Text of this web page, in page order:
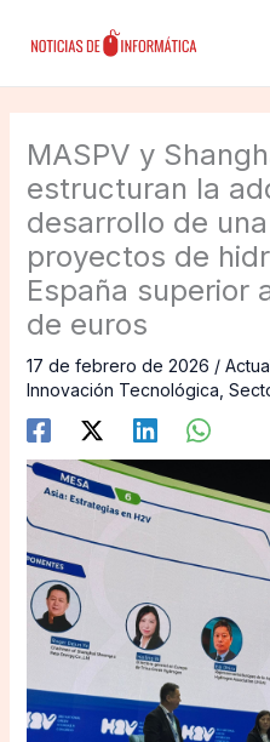
MASPV y
estructuran la
desarrollo de
proyectos de
España superior
de euros
17 de febrero de 2026 /
Innovación Tecnológica